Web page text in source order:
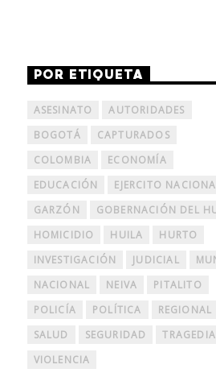
POR ETIQUETA
ASESINATO
AUTORIDADES
BOGOTÁ
CAPTURADOS
COLOMBIA
ECONOMÍA
EDUCACIÓN
EJERCITO
GARZÓN
GOBERNACIÓN DEL
HOMICIDIO
HUILA
HURTO
INVESTIGACIÓN
JUDICIAL
NACIONAL
NEIVA
PITALITO
POLICÍA
POLÍTICA
REGIONAL
SALUD
SEGURIDAD
TRAGEDIA
VIOLENCIA